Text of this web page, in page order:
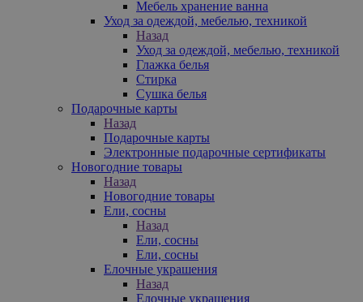
Мебель хранение ванна
Уход за одеждой, мебелью, техникой
Назад
Уход за одеждой, мебелью, техникой
Глажка белья
Стирка
Сушка белья
Подарочные карты
Назад
Подарочные карты
Электронные подарочные сертификаты
Новогодние товары
Назад
Новогодние товары
Ели, сосны
Назад
Ели, сосны
Ели, сосны
Елочные украшения
Назад
Елочные украшения